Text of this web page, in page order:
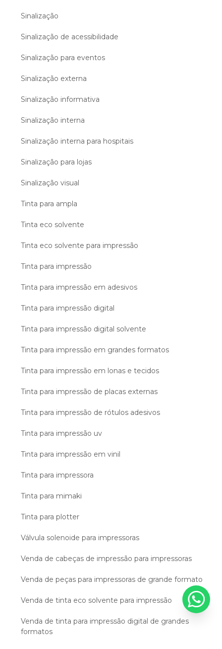
Sinalização
Sinalização de acessibilidade
Sinalização para eventos
Sinalização externa
Sinalização informativa
Sinalização interna
Sinalização interna para hospitais
Sinalização para lojas
Sinalização visual
Tinta para ampla
Tinta eco solvente
Tinta eco solvente para impressão
Tinta para impressão
Tinta para impressão em adesivos
Tinta para impressão digital
Tinta para impressão digital solvente
Tinta para impressão em grandes formatos
Tinta para impressão em lonas e tecidos
Tinta para impressão de placas externas
Tinta para impressão de rótulos adesivos
Tinta para impressão uv
Tinta para impressão em vinil
Tinta para impressora
Tinta para mimaki
Tinta para plotter
Válvula solenoide para impressoras
Venda de cabeças de impressão para impressoras
Venda de peças para impressoras de grande formato
Venda de tinta eco solvente para impressão
Venda de tinta para impressão digital de grandes
formatos